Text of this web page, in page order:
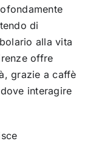
di
alla vita
offre
grazie a caffè
interagire